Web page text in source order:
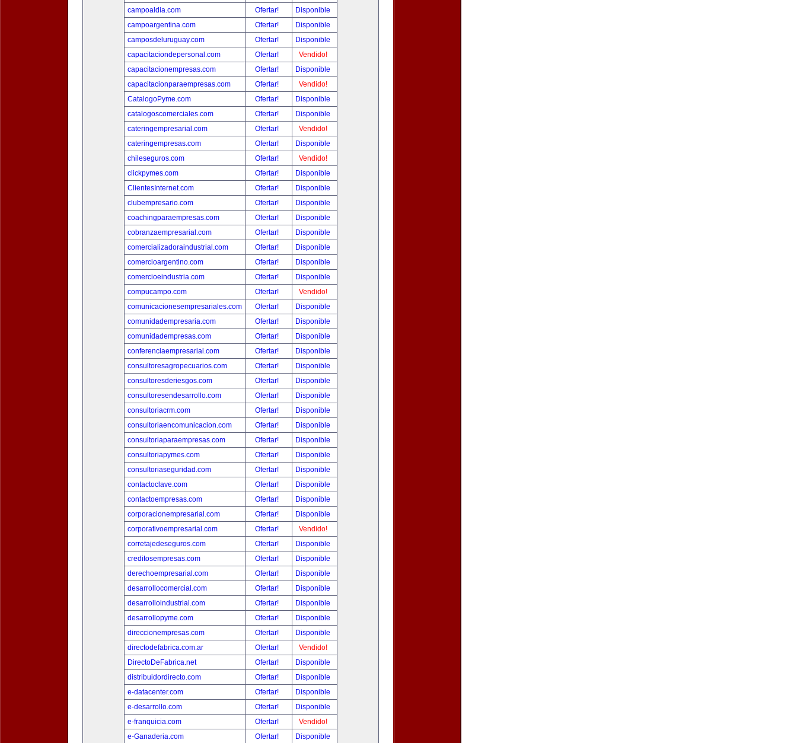
campoaldia.com
Ofertar!
Disponible
campoargentina.com
Ofertar!
Disponible
camposdeluruguay.com
Ofertar!
Disponible
capacitaciondepersonal.com
Ofertar!
Vendido!
capacitacionempresas.com
Ofertar!
Disponible
capacitacionparaempresas.com
Ofertar!
Vendido!
CatalogoPyme.com
Ofertar!
Disponible
catalogoscomerciales.com
Ofertar!
Disponible
cateringempresarial.com
Ofertar!
Vendido!
cateringempresas.com
Ofertar!
Disponible
chileseguros.com
Ofertar!
Vendido!
clickpymes.com
Ofertar!
Disponible
ClientesInternet.com
Ofertar!
Disponible
clubempresario.com
Ofertar!
Disponible
coachingparaempresas.com
Ofertar!
Disponible
cobranzaempresarial.com
Ofertar!
Disponible
comercializadoraindustrial.com
Ofertar!
Disponible
comercioargentino.com
Ofertar!
Disponible
comercioeindustria.com
Ofertar!
Disponible
compucampo.com
Ofertar!
Vendido!
comunicacionesempresariales.com
Ofertar!
Disponible
comunidadempresaria.com
Ofertar!
Disponible
comunidadempresas.com
Ofertar!
Disponible
conferenciaempresarial.com
Ofertar!
Disponible
consultoresagropecuarios.com
Ofertar!
Disponible
consultoresderiesgos.com
Ofertar!
Disponible
consultoresendesarrollo.com
Ofertar!
Disponible
consultoriacrm.com
Ofertar!
Disponible
consultoriaencomunicacion.com
Ofertar!
Disponible
consultoriaparaempresas.com
Ofertar!
Disponible
consultoriapymes.com
Ofertar!
Disponible
consultoriaseguridad.com
Ofertar!
Disponible
contactoclave.com
Ofertar!
Disponible
contactoempresas.com
Ofertar!
Disponible
corporacionempresarial.com
Ofertar!
Disponible
corporativoempresarial.com
Ofertar!
Vendido!
corretajedeseguros.com
Ofertar!
Disponible
creditosempresas.com
Ofertar!
Disponible
derechoempresarial.com
Ofertar!
Disponible
desarrollocomercial.com
Ofertar!
Disponible
desarrolloindustrial.com
Ofertar!
Disponible
desarrollopyme.com
Ofertar!
Disponible
direccionempresas.com
Ofertar!
Disponible
directodefabrica.com.ar
Ofertar!
Vendido!
DirectoDeFabrica.net
Ofertar!
Disponible
distribuidordirecto.com
Ofertar!
Disponible
e-datacenter.com
Ofertar!
Disponible
e-desarrollo.com
Ofertar!
Disponible
e-franquicia.com
Ofertar!
Vendido!
e-Ganaderia.com
Ofertar! Disponible